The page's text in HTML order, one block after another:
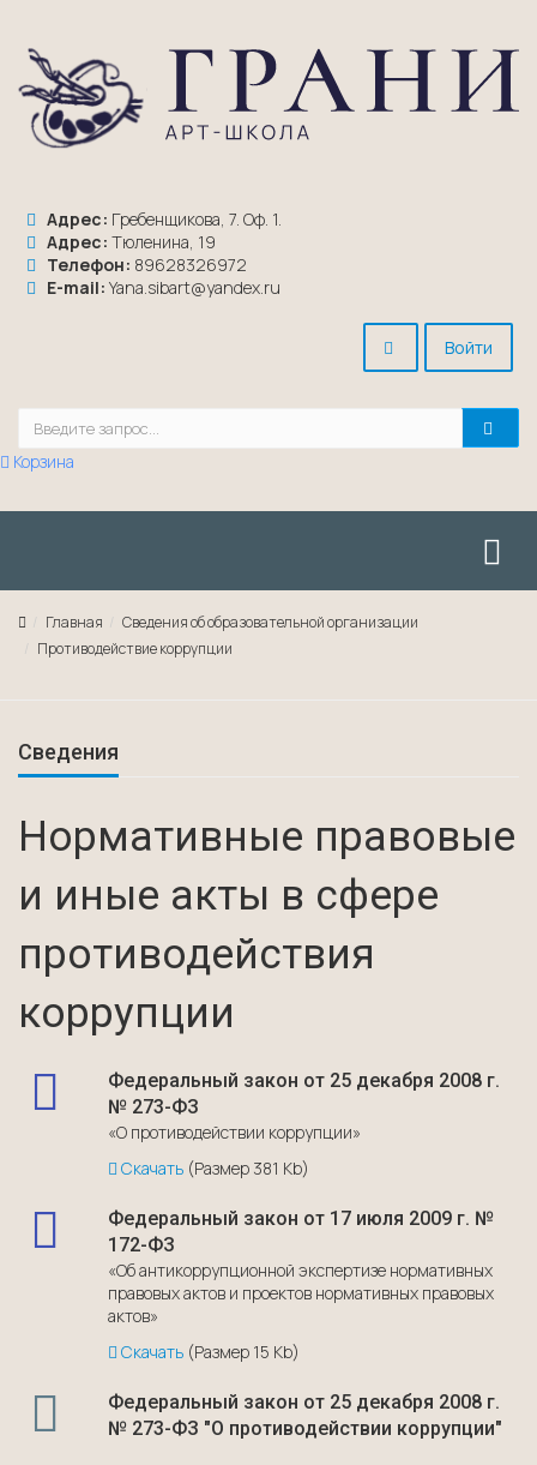
Адрес: Гребенщикова, 7. Оф. 1.
Адрес: Тюленина, 19
Телефон: 89628326972
E-mail: Yana.sibart@yandex.ru
Войти
Корзина
Главная
Сведения об образовательной организации
Противодействие коррупции
Сведения
Нормативные правовые
и иные акты в сфере
противодействия
коррупции
Федеральный закон от 25 декабря 2008 г.
№ 273-ФЗ
«О противодействии коррупции»
Скачать(Размер 381 Kb)
Федеральный закон от 17 июля 2009 г. №
172-ФЗ
«Об антикоррупционной экспертизе нормативных
правовых актов и проектов нормативных правовых
актов»
Скачать(Размер 15 Kb)
Федеральный закон от 25 декабря 2008 г.
№ 273-ФЗ "О противодействии коррупции"